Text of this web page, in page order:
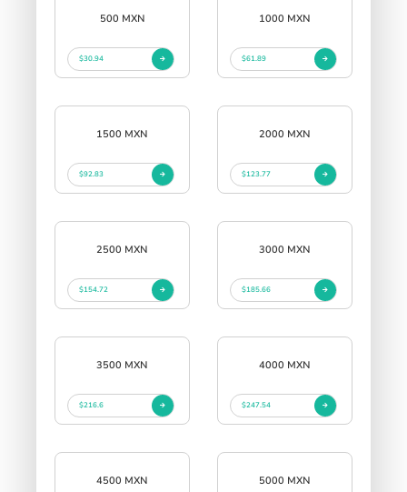
500 MXN
$30.94
1000 MXN
$61.89
1500 MXN
$92.83
2000 MXN
$123.77
2500 MXN
$154.72
3000 MXN
$185.66
3500 MXN
$216.6
4000 MXN
$247.54
4500 MXN 5000 MXN